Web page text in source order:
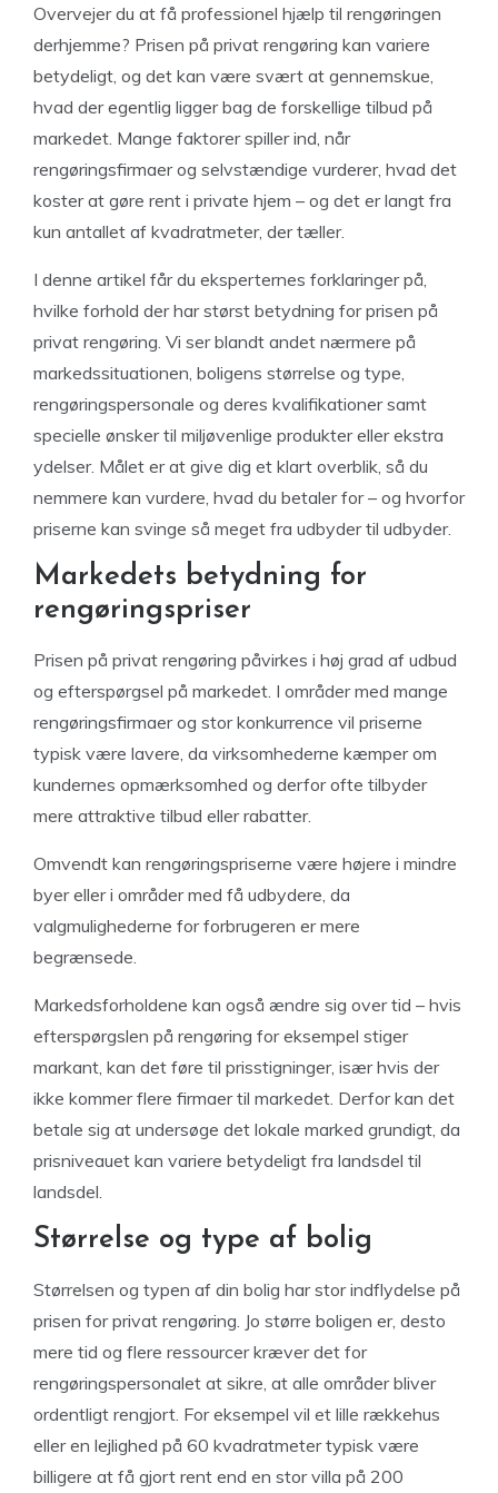
Overvejer du at få professionel hjælp til rengøringen
derhjemme? Prisen på privat rengøring kan variere
betydeligt, og det kan være svært at gennemskue,
hvad der egentlig ligger bag de forskellige tilbud på
markedet. Mange faktorer spiller ind, når
rengøringsfirmaer og selvstændige vurderer, hvad det
koster at gøre rent i private hjem – og det er langt fra
kun antallet af kvadratmeter, der tæller.
I denne artikel får du eksperternes forklaringer på,
hvilke forhold der har størst betydning for prisen på
privat rengøring. Vi ser blandt andet nærmere på
markedssituationen, boligens størrelse og type,
rengøringspersonale og deres kvalifikationer samt
specielle ønsker til miljøvenlige produkter eller ekstra
ydelser. Målet er at give dig et klart overblik, så du
nemmere kan vurdere, hvad du betaler for – og hvorfor
priserne kan svinge så meget fra udbyder til udbyder.
Markedets betydning for
rengøringspriser
Prisen på privat rengøring påvirkes i høj grad af udbud
og efterspørgsel på markedet. I områder med mange
rengøringsfirmaer og stor konkurrence vil priserne
typisk være lavere, da virksomhederne kæmper om
kundernes opmærksomhed og derfor ofte tilbyder
mere attraktive tilbud eller rabatter.
Omvendt kan rengøringspriserne være højere i mindre
byer eller i områder med få udbydere, da
valgmulighederne for forbrugeren er mere
begrænsede.
Markedsforholdene kan også ændre sig over tid – hvis
efterspørgslen på rengøring for eksempel stiger
markant, kan det føre til prisstigninger, især hvis der
ikke kommer flere firmaer til markedet. Derfor kan det
betale sig at undersøge det lokale marked grundigt, da
prisniveauet kan variere betydeligt fra landsdel til
landsdel.
Størrelse og type af bolig
Størrelsen og typen af din bolig har stor indflydelse på
prisen for privat rengøring. Jo større boligen er, desto
mere tid og flere ressourcer kræver det for
rengøringspersonalet at sikre, at alle områder bliver
ordentligt rengjort. For eksempel vil et lille rækkehus
eller en lejlighed på 60 kvadratmeter typisk være
billigere at få gjort rent end en stor villa på 200